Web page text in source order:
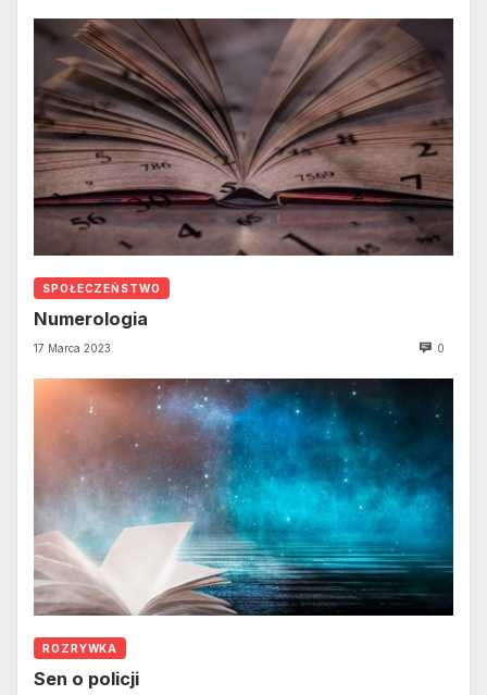
SPOŁECZEŃSTWO
Numerologia
17 Marca 2023 0
ROZRYWKA
Sen o policji